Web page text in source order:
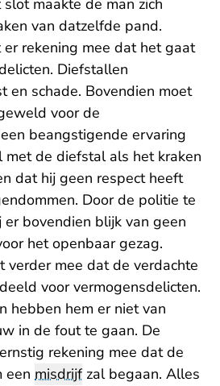
maakte de man zich
van datzelfde pand.
er rekening mee dat het gaat
Diefstallen
en schade. Bovendien moet
voor de
beangstigende ervaring
met de diefstal als het kraken
dat hij geen respect heeft
Door de politie te
bovendien blijk van geen
het openbaar gezag.
verder mee dat de verdachte
voor vermogensdelicten.
hebben hem er niet van
in de fout te gaan. De
rekening mee dat de
een misdrijfzal begaan. Alles